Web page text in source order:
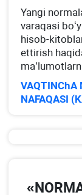
Yangi
varaqasi
hisob-
ettirish
VAQTINChA
NAFAQASI